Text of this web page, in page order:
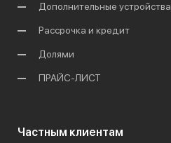
Дополнительные устройства
Рассрочка и кредит
Долями
ПРАЙС-ЛИСТ
Частным клиентам